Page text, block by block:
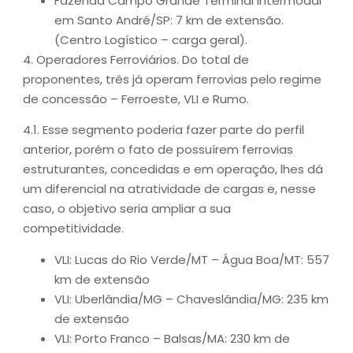
em Santo André/SP: 7 km de extensão.
(Centro Logístico – carga geral).
4. Operadores Ferroviários. Do total de
proponentes, três já operam ferrovias pelo regime
de concessão – Ferroeste, VLI e Rumo.
4.1. Esse segmento poderia fazer parte do perfil
anterior, porém o fato de possuírem ferrovias
estruturantes, concedidas e em operação, lhes dá
um diferencial na atratividade de cargas e, nesse
caso, o objetivo seria ampliar a sua
competitividade.
VLI: Lucas do Rio Verde/MT – Água Boa/MT: 557
km de extensão
VLI: Uberlândia/MG – Chaveslândia/MG: 235 km
de extensão
VLI: Porto Franco – Balsas/MA: 230 km de